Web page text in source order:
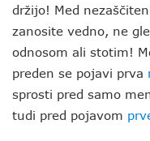
držijo! Med
zanosite vedno, ne
odnosom ali stotim!
preden se pojavi prva
sprosti pred samo
tudi pred pojavom